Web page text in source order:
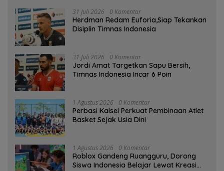
31 Juli 2026 0 Komentar
Herdman Redam Euforia,Siap Tekankan
Disiplin Timnas Indonesia
31 Juli 2026 0 Komentar
Jordi Amat Targetkan Sapu Bersih,
Timnas Indonesia Incar 6 Poin
1 Agustus 2026 0 Komentar
Perbasi Kalsel Perkuat Pembinaan Atlet
Basket Sejak Usia Dini
1 Agustus 2026 0 Komentar
Roblox Gandeng Ruangguru, Dorong
Siswa Indonesia Belajar Lewat Kreasi